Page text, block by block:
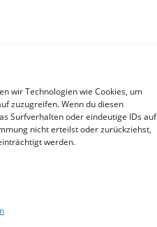
wir Technologien wie Cookies, um
zuzugreifen. Wenn du diesen
Surfverhalten oder eindeutige IDs auf
nicht erteilst oder zurückziehst,
werden.